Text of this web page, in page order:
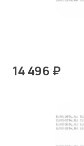
14 496 ₽